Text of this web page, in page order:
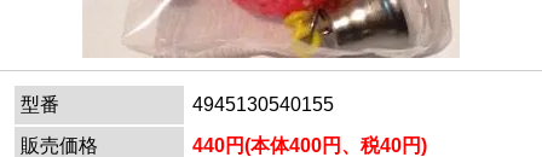
型番
4945130540155
販売価格
440円(本体400円、税40円)